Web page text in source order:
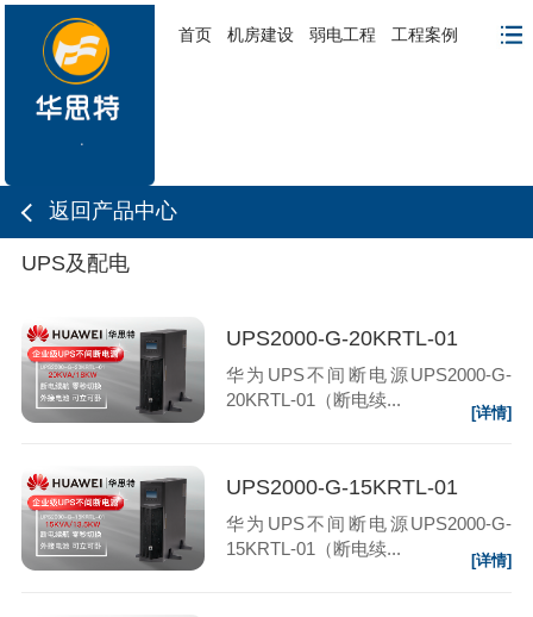
首页 机房建设 弱电工程 工程案例
返回产品中心
UPS及配电
UPS2000-G-20KRTL-01
华为UPS不间断电源UPS2000-G-
20KRTL-01（断电续...
[详情]
UPS2000-G-15KRTL-01
华为UPS不间断电源UPS2000-G-
15KRTL-01（断电续...
[详情]